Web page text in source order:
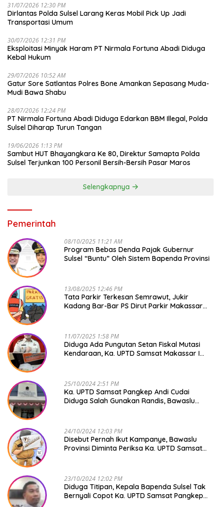
31/07/2026 12:30 PM
Dirlantas Polda Sulsel Larang Keras Mobil Pick Up Jadi
Transportasi Umum
30/07/2026 12:31 PM
Eksploitasi Minyak Haram PT Nirmala Fortuna Abadi Diduga
Kebal Hukum
29/07/2026 10:52 AM
Gatur Sore Satlantas Polres Bone Amankan Sepasang Muda-
Mudi Bawa Shabu
28/07/2026 12:24 PM
PT Nirmala Fortuna Abadi Diduga Edarkan BBM Illegal, Polda
Sulsel Diharap Turun Tangan
19/06/2026 1:13 PM
Sambut HUT Bhayangkara Ke 80, Direktur Samapta Polda
Sulsel Terjunkan 100 Personil Bersih-Bersih Pasar Maros
Selengkapnya
Pemerintah
08/10/2025 11:21 AM
Program Bebas Denda Pajak Gubernur
Sulsel “Buntu” Oleh Sistem Bapenda Provinsi
13/08/2025 12:46 PM
Tata Parkir Terkesan Semrawut, Jukir
Kadang Bar-Bar PS Dirut Parkir Makassar
11/07/2025 1:58 PM
Diduga Ada Pungutan Setan Fiskal Mutasi
Kendaraan, Ka. UPTD Samsat Makassar I
25/10/2024 2:51 PM
Ka. UPTD Samsat Pangkep Andi Cudai
Diduga Salah Gunakan Randis, Bawaslu
24/10/2024 12:03 PM
Disebut Pernah Ikut Kampanye, Bawaslu
Provinsi Diminta Periksa Ka. UPTD Samsat
23/10/2024 12:02 PM
Diduga Titipan, Kepala Bapenda Sulsel Tak
Bernyali Copot Ka. UPTD Samsat Pangkep